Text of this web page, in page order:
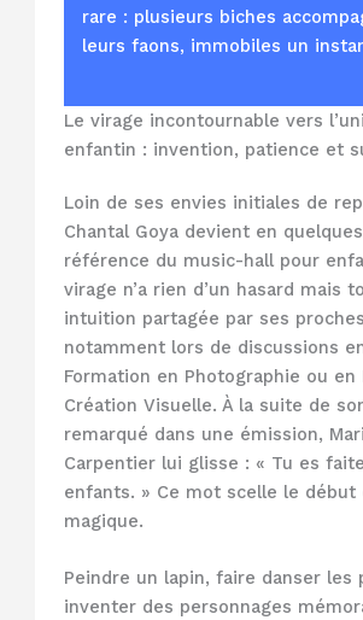
rare : plusieurs biches
leurs faons, immobiles un
Le virage incontournable vers
enfantin : invention, patience et
Loin de ses envies initiales de
Chantal Goya devient en
référence du music-hall pour
virage n’a rien d’un hasard mais
intuition partagée par ses
notamment lors de discussions
Formation en Photographie ou
Création Visuelle. À la suite de
remarqué dans une émission,
Carpentier lui glisse : « Tu es
enfants. » Ce mot scelle le début
magique.
Peindre un lapin, faire danser les
inventer des personnages